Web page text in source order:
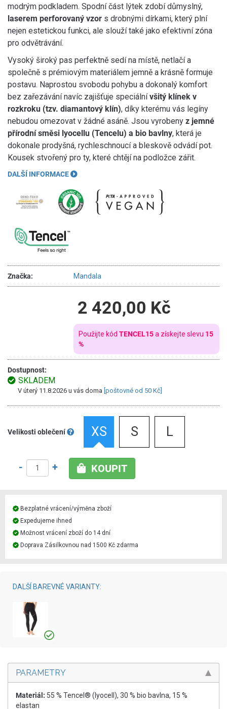
modrým podkladem. Spodní část lýtek zdobí důmyslný,
laserem perforovaný vzor s drobnými dírkami, který plní
nejen estetickou funkci, ale slouží také jako efektivní zóna
pro odvětrávání.
Vysoký široký pas perfektně sedí na místě, netlačí a
společně s prémiovým materiálem jemně a krásně formuje
postavu. Naprostou svobodu pohybu a dokonalý komfort
bez zařezávání navíc zajišťuje speciálnívšitý klínek v
rozkroku (tzv. diamantový klín), díky kterému vás legíny
nebudou omezovat v žádné asáně. Jsou vyrobeny z jemné
přírodní směsi lyocellu (Tencelu) a bio bavlny, která je
dokonale prodyšná, rychleschnoucí a bleskově odvádí pot.
Kousek stvořený pro ty, které chtějí na podložce zářit.
DALŠÍ INFORMACE
Značka: Mandala
2 420,00 Kč
Použijte kód TENCEL15a získejte slevu 15
%
Dostupnost:
SKLADEM
V úterý 11.8.2026 u vás doma [poštovné od 50 Kč]
Velikosti oblečení XS S L
- + KOUPIT
Bezplatné vrácení/výměna zboží
Expedujeme ihned
Možnost vrácení zboží do 14 dní
Doprava Zásilkovnou nad 1500 Kč zdarma
DALŠÍ BAREVNÉ VARIANTY:
PARAMETRY
Materiál: 55 % Tencel® (lyocell), 30 % bio bavlna, 15 %
elastan